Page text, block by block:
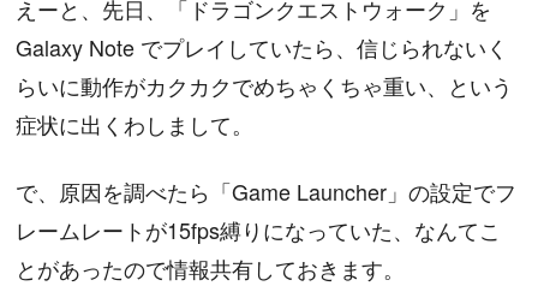
えーと、先日、「ドラゴンクエストウォーク」を
Galaxy Note でプレイしていたら、信じられないく
らいに動作がカクカクでめちゃくちゃ重い、という
症状に出くわしまして。
で、原因を調べたら「Game Launcher」の設定でフ
レームレートが15fps縛りになっていた、なんてこ
とがあったので情報共有しておきます。